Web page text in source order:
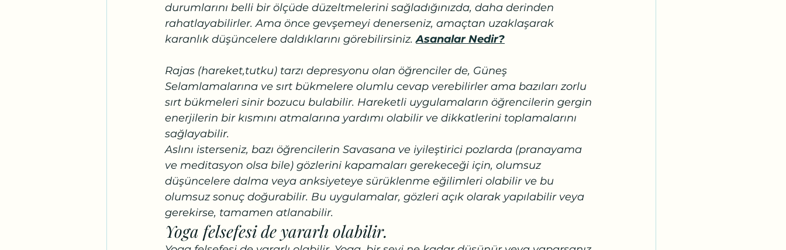
durumlarını belli bir ölçüde düzeltmelerini sağladığınızda, daha derinden
rahatlayabilirler. Ama önce gevşemeyi denerseniz, amaçtan uzaklaşarak
karanlık düşüncelere daldıklarını görebilirsiniz. Asanalar Nedir?
Rajas (hareket,tutku) tarzı depresyonu olan öğrenciler de, Güneş
Selamlamalarına ve sırt bükmelere olumlu cevap verebilirler ama bazıları zorlu
sırt bükmeleri sinir bozucu bulabilir. Hareketli uygulamaların öğrencilerin gergin
enerjilerin bir kısmını atmalarına yardımı olabilir ve dikkatlerini toplamalarını
sağlayabilir.
Aslını isterseniz, bazı öğrencilerin Savasana ve iyileştirici pozlarda (pranayama
ve meditasyon olsa bile) gözlerini kapamaları gerekeceği için, olumsuz
düşüncelere dalma veya anksiyeteye sürüklenme eğilimleri olabilir ve bu
olumsuz sonuç doğurabilir. Bu uygulamalar, gözleri açık olarak yapılabilir veya
gerekirse, tamamen atlanabilir.
Yoga felsefesi de yararlı olabilir.